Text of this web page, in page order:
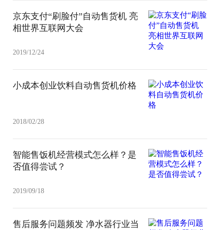
京东支付“刷脸付”自动售货机 亮
相世界互联网大会
2019/12/24
小成本创业饮料自动售货机价格
2018/02/28
智能售饭机经营模式怎么样？是
否值得尝试？
2019/09/18
售后服务问题频发 净水器行业当